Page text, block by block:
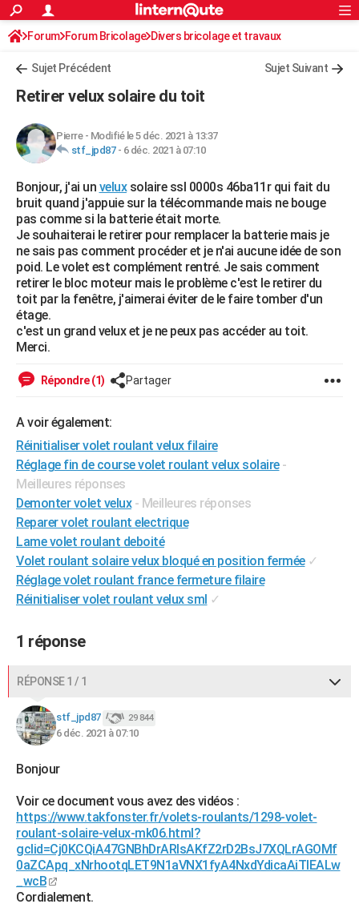
ACTUALITÉS
Politique
Société
Faits Divers
Education
Monde
Villes
+
Retraite
Impôts
Epargne
Immobilier
Risques naturels par ville
Banque
Assurance
Crédit
AUTO
HIGH-TECH
Mobiles
Meilleur smartphone
Internet
Ordinateurs
Jeux vidéo
Guide high-tech
+BRICOLAGE
Forum
Aménagement intérieur
Extérieur
Cuisine
Salle de bains
Jardinage
Rangement
WEEK-END
Guides de France
Escapades
Patrimoine
Expositions
Musées
Week-end nature
+LIFESTYLE
Art de vivre
Bien-être
Loisirs
ModeModes de vie
SANTE
Alimentation
Guide de la santé
Maladies
Médicaments
Sommeil
VOYAGE
Destinations
City break
Voyage nature
Voyage de noces
Forum
Climat
PHOTO
BONS PLANS
CARTE DE VOEUX
Carte de Noël
Carte Bonne année
Carte Saint-Valentin
Carte Pâques
Carte d'anniversaire
DICTIONNAIRE
Dictionnaire
Biographies
Citations
Expressions
Proverbes
PROGRAMME TV
COPAINS D'AVANT
S'inscrire
Se connecter
Lycées
Collèges
Primaires
Universités
Entreprises
Service militaire
Avis de recherche
AVIS DE DÉCÈS
FORUM
Lifestyle
Sport
Television
Cinema
Rechercher
S'inscrire
Connexion
Forum Forum Bricolage Divers bricolage et travaux
Sujet Précédent Sujet Suivant
Retirer velux solaire du toit
Pierre- Modifié le 5 déc. 2021 à 13:37
stf_jpd87- 6 déc. 2021 à 07:10
Bonjour, j'ai un veluxsolaire ssl 0000s 46ba11r qui fait du
bruit quand j'appuie sur la télécommande mais ne bouge
pas comme si la batterie était morte.
Je souhaiterai le retirer pour remplacer la batterie mais je
ne sais pas comment procéder et je n'ai aucune idée de son
poid. Le volet est complément rentré. Je sais comment
retirer le bloc moteur mais le problème c'est le retirer du
toit par la fenêtre, j'aimerai éviter de le faire tomber d'un
étage.
c'est un grand velux et je ne peux pas accéder au toit.
Merci.
Répondre (1) Partager
A voir également:
Réinitialiser volet roulant velux filaire
Réglage fin de course volet roulant velux solaire -
Meilleures réponses
Demonter volet velux - Meilleures réponses
Reparer volet roulant electrique
Lame volet roulant deboité
Volet roulant solaire velux bloqué en position fermée ✓
Réglage volet roulant france fermeture filaire
Réinitialiser volet roulant velux sml ✓
1 réponse
RÉPONSE 1 / 1
stf_jpd87 29 844
6 déc. 2021 à 07:10
Bonjour
Voir ce document vous avez des vidéos :
https://www.takfonster.fr/volets-roulants/1298-volet-
roulant-solaire-velux-mk06.html?
gclid=Cj0KCQiA47GNBhDrARIsAKfZ2rD2BsJ7XQLrAGOMf
0aZCApq_xNrhootqLET9N1aVNX1fyA4NxdYdicaAiTlEALw
_wcB
Cordialement.